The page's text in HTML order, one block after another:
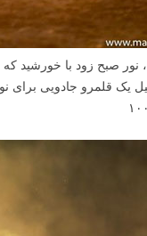
نور صبح زود با خورشید